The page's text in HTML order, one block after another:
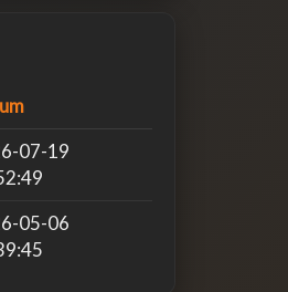
07-19
05-06